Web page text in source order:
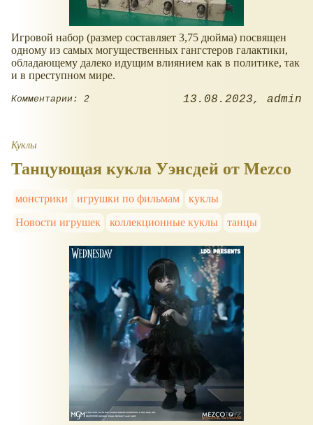
Игровой набор (размер составляет 3,75 дюйма) посвящен
одному из самых могущественных гангстеров галактики,
обладающему далеко идущим влиянием как в политике, так
и в преступном мире.
Комментарии: 2 13.08.2023 admin
Куклы
Танцующая кукла Уэнсдей от Mezco
монстрики игрушки по фильмам
куклы
Новости игрушек
коллекционные куклы танцы